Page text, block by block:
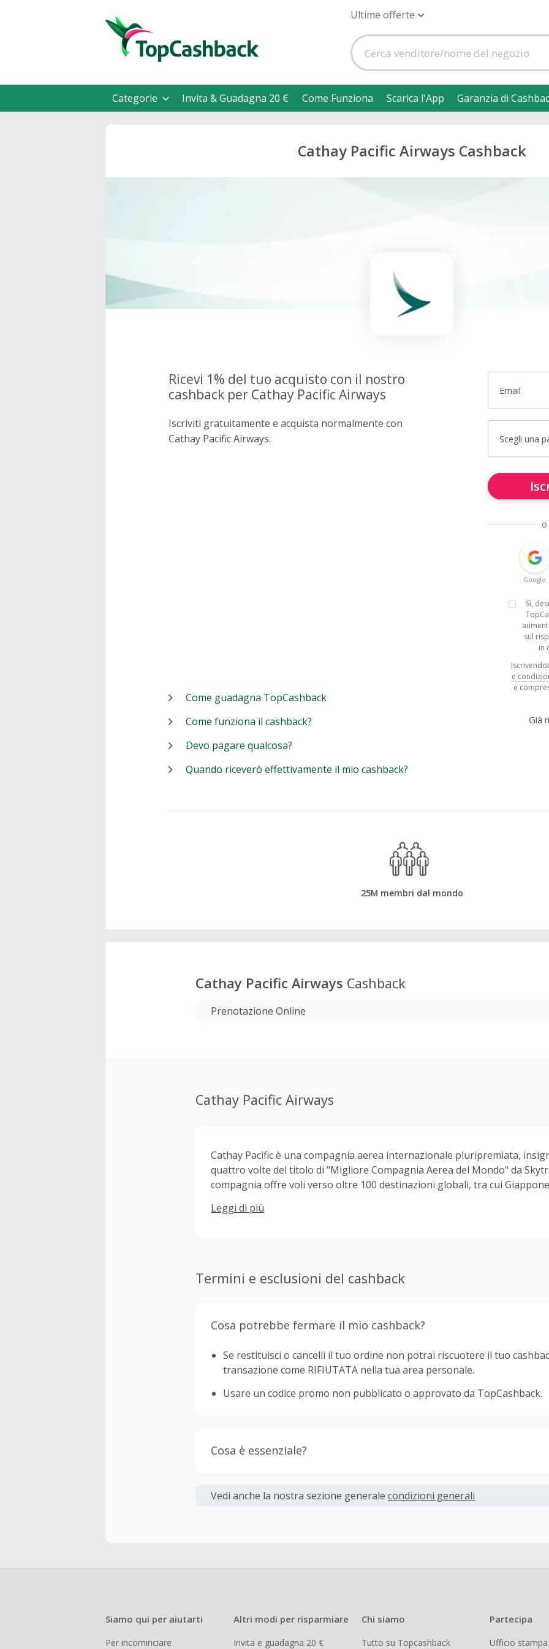
Ultime offerte
Categorie Invita & Guadagna 20 € Come Funziona Scarica l'App Garanzia di
Cathay Pacific Airways Cashback
Ricevi 1% del tuo acquisto con il nostro
cashback per Cathay Pacific Airways
Iscriviti gratuitamente e acquista normalmente con
Cathay Pacific Airways.
Email
Scegli una
Google
Sì,
sul
in
e
e
Già
Come guadagna TopCashback
Come funziona il cashback?
Devo pagare qualcosa?
Quando riceverò effettivamente il mio cashback?
25M membri dal mondo
Cathay Pacific Airways Cashback
Prenotazione Online
Cathay Pacific Airways
Cathay Pacific è una compagnia aerea internazionale pluripremiata,
quattro volte del titolo di "Migliore Compagnia Aerea del Mondo" da
compagnia offre voli verso oltre 100 destinazioni globali, tra cui
a Hong Kong. Il sito web di Cathay Pacific attira oltre 360.000 visitatori
Leggi di più
Termini e esclusioni del cashback
Cosa potrebbe fermare il mio cashback?
Se restituisci o cancelli il tuo ordine non potrai riscuotere il tuo
transazione come RIFIUTATA nella tua area personale.
Usare un codice promo non pubblicato o approvato da TopCashback.
Cosa è essenziale?
La maggior parte dei rivenditori determina l'importo del cashback
Vedi anche la nostra sezione generale condizioni generali
Siamo qui per aiutarti
Per incominciare
Altri modi per risparmiare
Invita e guadagna 20 €
Chi siamo
Tutto su Topcashback
Partecipa
Ufficio stampa